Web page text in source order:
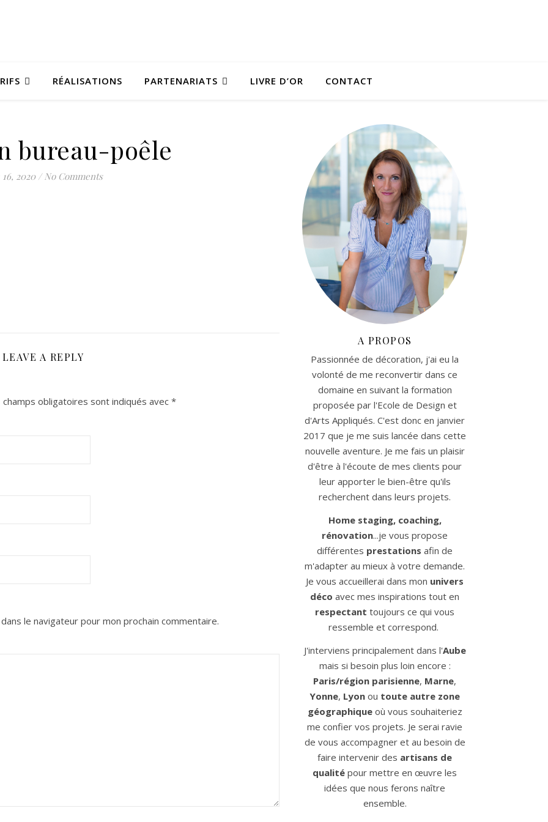
RÉALISATIONS PARTENARIATS LIVRE D’OR CONTACT
bureau-poêle
2020 / No Comments
LEAVE A REPLY
champs obligatoires sont indiqués avec *
le navigateur pour mon prochain commentaire.
A PROPOS
Passionnée de décoration, j'ai eu la
volonté de me reconvertir dans ce
domaine en suivant la formation
proposée par l'Ecole de Design et
d'Arts Appliqués. C'est donc en janvier
2017 que je me suis lancée dans cette
nouvelle aventure. Je me fais un plaisir
d'être à l'écoute de mes clients pour
leur apporter le bien-être qu'ils
recherchent dans leurs projets.
Home staging, coaching,
rénovation...je vous propose
différentes prestations afin de
m'adapter au mieux à votre demande.
Je vous accueillerai dans mon univers
déco avec mes inspirations tout en
respectant toujours ce qui vous
ressemble et correspond.
J'interviens principalement dans l'Aube
mais si besoin plus loin encore :
Paris/région parisienne, Marne,
Yonne, Lyon ou toute autre zone
géographiqueoù vous souhaiteriez
me confier vos projets. Je serai ravie
de vous accompagner et au besoin de
faire intervenir des artisans de
qualité pour mettre en œuvre les
idées que nous ferons naître
ensemble.